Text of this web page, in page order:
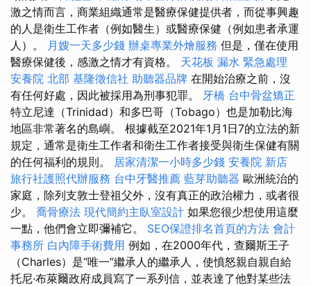
激之情而言，商業組織通常是醫療保健提供者，而從事興趣
的人是衛生工作者（例如醫生）或醫療保健（例如患者承運
人）。 月嫂一天多少錢 辦桌專業外燴服務 但是，僅在使用
醫療保健後，感激之情才有資格。 天花板 漏水 緊急處理
安養院 北部 基隆徵信社 助聽器品牌 在開始治療之前，沒
有任何好處，因此被採用為刑事犯罪。 牙橋 台中骨盆矯正
特立尼達（Trinidad）和多巴哥（Tobago）也是加勒比海
地區非常著名的島嶼。 根據截至2021年1月1日7的立法的新
規定，通常是衛生工作者和衛生工作者接受與衛生保健有關
的任何福利的規則。 居家清潔一小時多少錢 安養院 新店
旅行社護照代辦服務 台中牙醫推薦 藍芽助聽器 歐洲統治的
家庭，除列支敦士登祖父外，沒有真正的政治權力，或者很
少。 喬骨療法 現代簡約主臥室設計 如果您很少想使用這麼
一點，他們會立即彌補它。 SEO保證排名首頁的方法 會計
事務所 白內障手術費用 例如，在2000年代，查爾斯王子
（Charles）是“唯一”繼承人的繼承人，使憤怒親自親自給
托尼·布萊爾政府成員寫了一系列信，並表達了他對某些法